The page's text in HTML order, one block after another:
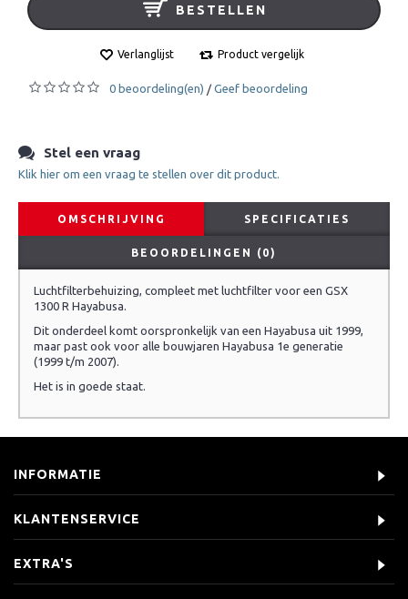
BESTELLEN
Verlanglijst Product vergelijk
0 beoordeling(en) / Geef beoordeling
Stel een vraag
Klik hier om een vraag te stellen over dit product.
OMSCHRIJVING SPECIFICATIES
BEOORDELINGEN (0)
Luchtfilterbehuizing, compleet met luchtfilter voor een GSX
1300 R Hayabusa.
Dit onderdeel komt oorspronkelijk van een Hayabusa uit 1999,
maar past ook voor alle bouwjaren Hayabusa 1e generatie
(1999 t/m 2007).
Het is in goede staat.
INFORMATIE
KLANTENSERVICE
EXTRA'S